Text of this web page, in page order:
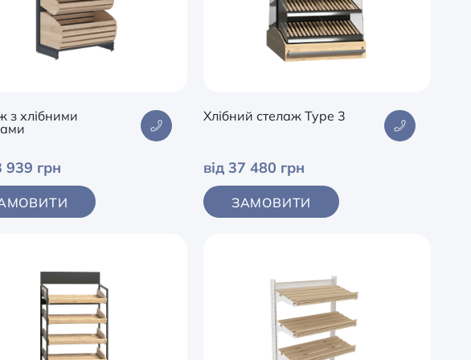
з хлібними
939 грн
Хлібний стелаж Type 3
від 37 480 грн
ЗАМОВИТИ